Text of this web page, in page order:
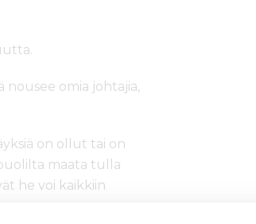
nousee omia johtajia,
on ollut tai on
maata tulla
he voi kaikkiin